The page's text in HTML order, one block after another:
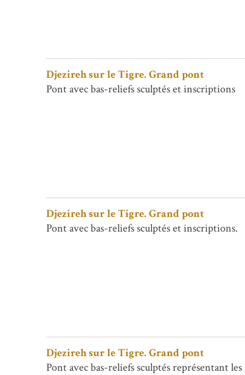
Djezireh sur le Tigre. Grand pont
Pont avec bas-reliefs sculptés et inscriptions
Djezireh sur le Tigre. Grand pont
Pont avec bas-reliefs sculptés et inscriptions.
Djezireh sur le Tigre. Grand pont
Pont avec bas-reliefs sculptés représentant